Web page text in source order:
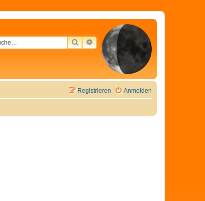
SUCHEERWEITERTE SUCHE
Anmelden
Registrieren